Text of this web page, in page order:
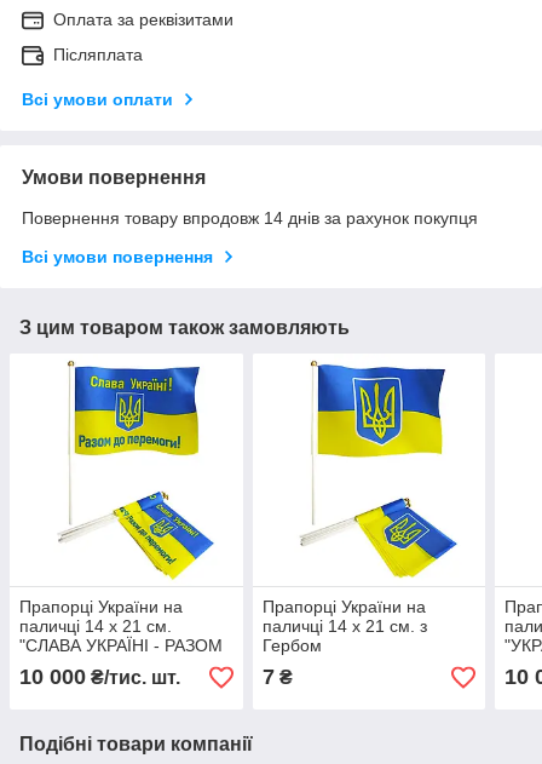
Оплата за реквізитами
Післяплата
Всі умови оплати
Умови повернення
Повернення товару впродовж 14 днів за рахунок покупця
Всі умови повернення
З цим товаром також замовляють
Прапорці України на
паличці 14 х 21 см.
"СЛАВА УКРАЇНІ - РАЗОМ
ДО ПЕРЕМОГИ"
10 000 ₴/тис. шт.
Прапорці України на
паличці 14 х 21 см. з
Гербом
7₴ 10
Подібні товари компанії